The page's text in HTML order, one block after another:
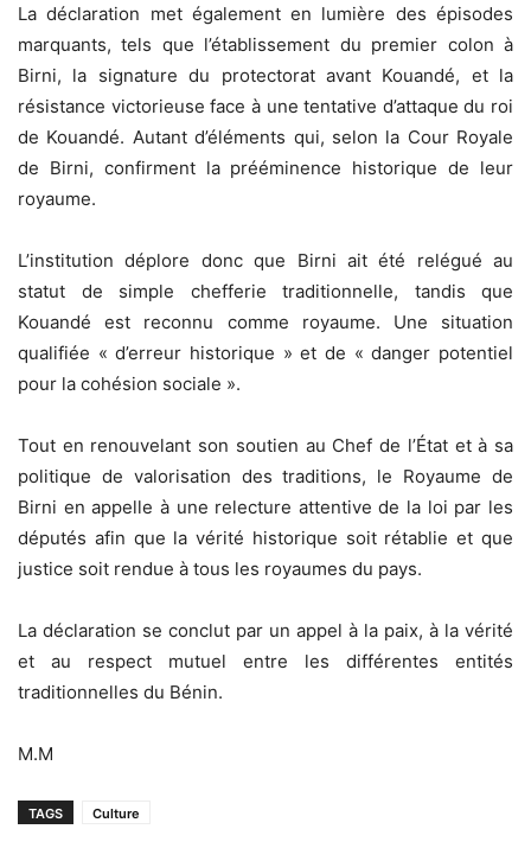
La déclaration met également en lumière des épisodes
marquants, tels que l’établissement du premier colon à
Birni, la signature du protectorat avant Kouandé, et la
résistance victorieuse face à une tentative d’attaque du roi
de Kouandé. Autant d’éléments qui, selon la Cour Royale
de Birni, confirment la prééminence historique de leur
royaume.
L’institution déplore donc que Birni ait été relégué au
statut de simple chefferie traditionnelle, tandis que
Kouandé est reconnu comme royaume. Une situation
qualifiée « d’erreur historique » et de « danger potentiel
pour la cohésion sociale ».
Tout en renouvelant son soutien au Chef de l’État et à sa
politique de valorisation des traditions, le Royaume de
Birni en appelle à une relecture attentive de la loi par les
députés afin que la vérité historique soit rétablie et que
justice soit rendue à tous les royaumes du pays.
La déclaration se conclut par un appel à la paix, à la vérité
et au respect mutuel entre les différentes entités
traditionnelles du Bénin.
M.M
TAGS Culture